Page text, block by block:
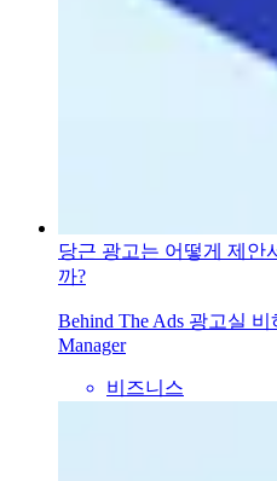
당근 광고는 어떻게 제안
까?
Behind The Ads 광고실
Manager
비즈니스